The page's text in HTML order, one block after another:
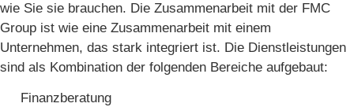
wie Sie sie brauchen. Die Zusammenarbeit mit der FMC
Group ist wie eine Zusammenarbeit mit einem
Unternehmen, das stark integriert ist. Die Dienstleistungen
sind als Kombination der folgenden Bereiche aufgebaut:
Finanzberatung